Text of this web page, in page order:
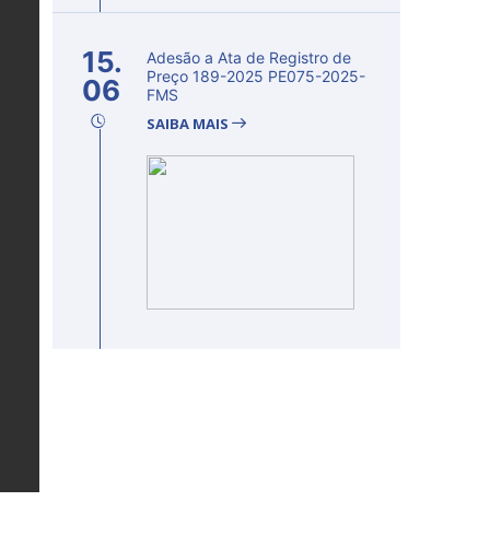
15.
06
Adesão a Ata de Registro de
Preço 189-2025 PE075-2025-
FMS
SAIBA MAIS